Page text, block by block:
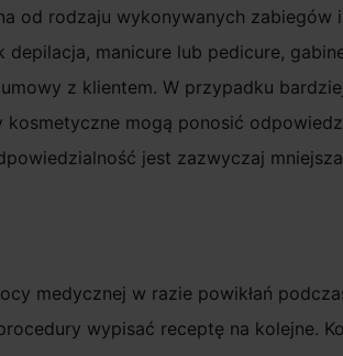
od rodzaju wykonywanych zabiegów
manicure lub pedicure,
z klientem. W przypadku
mogą ponosić
jest zazwyczaj
medycznej w razie powikłań
wypisać receptę na kolejne.